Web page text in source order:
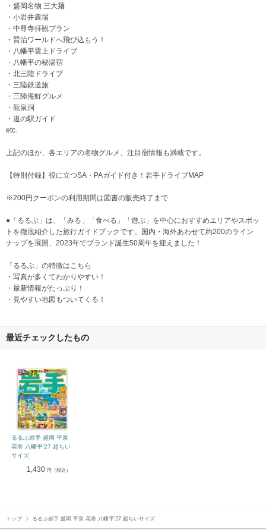
・盛岡名物 三大麺
・小岩井農場
・中尊寺拝観プラン
・賢治ワールドへ飛び込もう！
・八幡平雲上ドライブ
・八幡平の秘湯宿
・北三陸ドライブ
・三陸鉄道旅
・三陸海鮮グルメ
・龍泉洞
・道の駅ガイド
etc.
上記のほか、各エリアの名物グルメ、注目宿情報も満載です。
【特別付録】役に立つSA・PAガイド付き！岩手ドライブMAP
※200円クーポンの利用期間は図書の販売終了まで
●「るるぶ」は、「みる」「食べる」「遊ぶ」を中心におすすめエリアやスポッ
トを徹底紹介した旅行ガイドブックです。国内・海外あわせて約200のライン
ナップを展開、2023年でブランド誕生50周年を迎えました！
「るるぶ」の特徴はこちら
・写真が多くてわかりやすい！
・最新情報がたっぷり！
・見やすい地図もついてくる！
最近チェックしたもの
るるぶ岩手 盛岡 平泉
花巻 八幡平’27 超ちい
サイズ
1,430円（税込）
トップ るるぶ岩手 盛岡 平泉 花巻 八幡平’27 超ちいサイズ